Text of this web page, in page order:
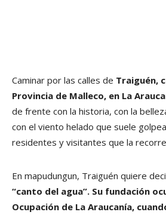
Caminar por las calles de Traiguén,
Provincia de Malleco, en La
de frente con la historia, con la
con el viento helado que suele
residentes y visitantes que la
En mapudungun, Traiguén quiere
“canto del agua”. Su fundación
Ocupación de La Araucanía,